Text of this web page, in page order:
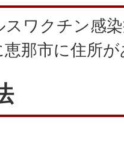
ワクチン感
那市に住所